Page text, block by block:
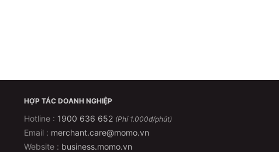
HỢP TÁC DOANH NGHIỆP
Hotline : 1900 636 652 (Phí 1.000đ/phút)
Email : merchant.care@momo.vn
Website : business.momo.vn